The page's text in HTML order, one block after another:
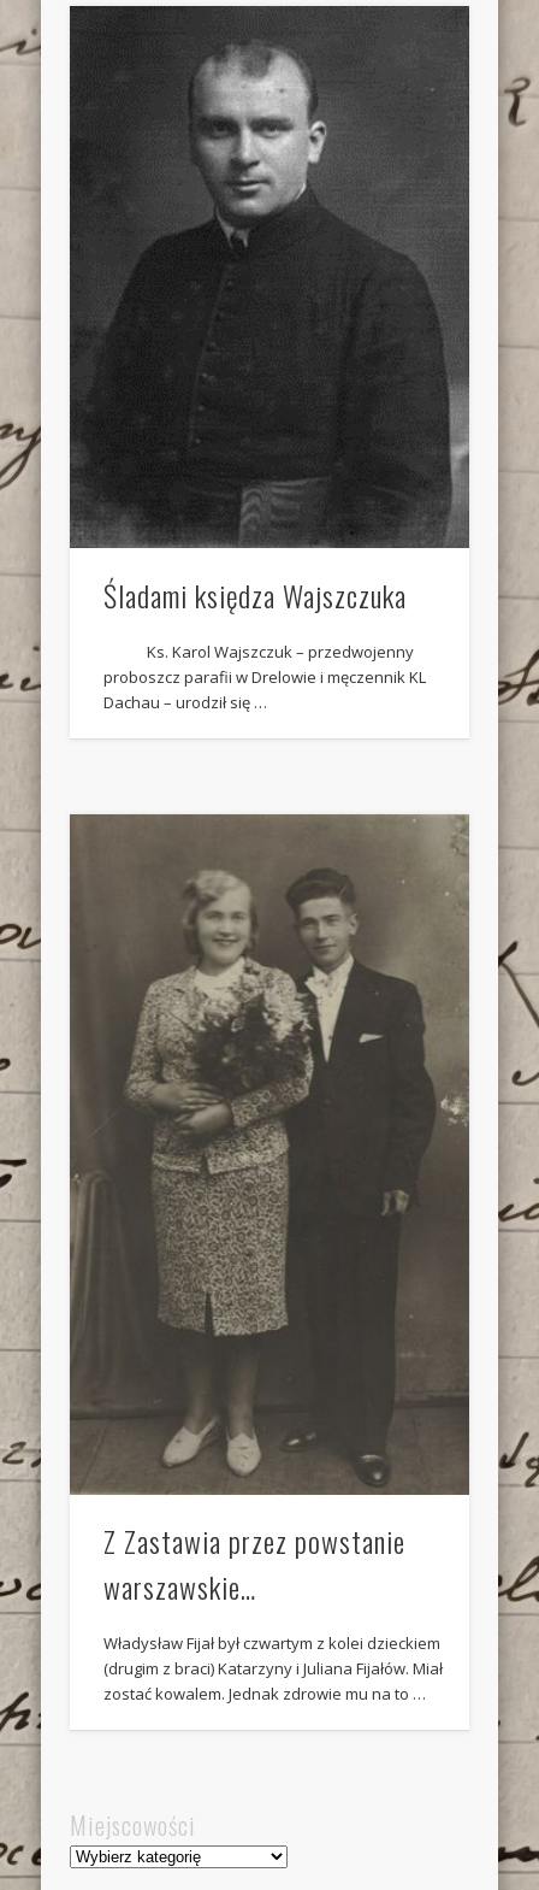
Śladami księdza Wajszczuka
Ks. Karol Wajszczuk – przedwojenny
proboszcz parafii w Drelowie i męczennik KL
Dachau – urodził się …
Z Zastawia przez powstanie
warszawskie…
Władysław Fijał był czwartym z kolei dzieckiem
(drugim z braci) Katarzyny i Juliana Fijałów. Miał
zostać kowalem. Jednak zdrowie mu na to …
Miejscowości
Miejscowości